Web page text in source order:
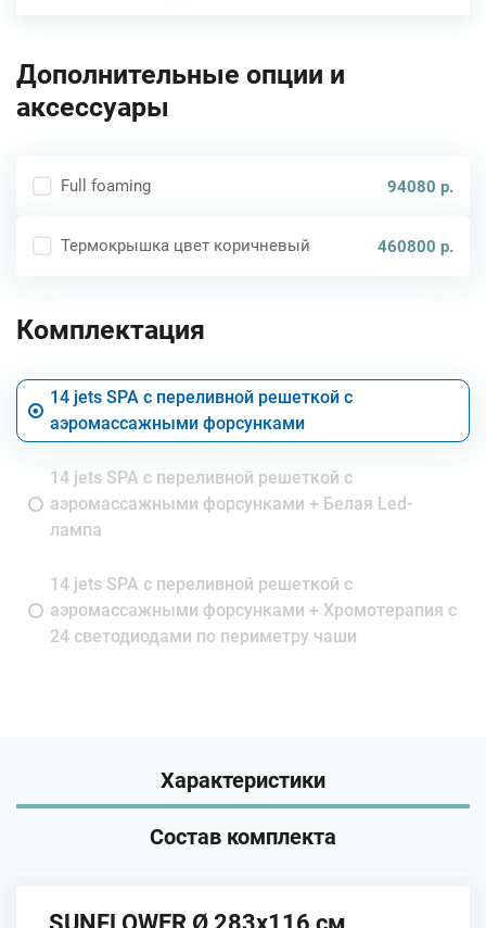
Дополнительные опции и
аксессуары
Full foaming 94080 р.
Термокрышка цвет коричневый 460800 р.
Комплектация
14 jets SPA с переливной решеткой с
аэромассажными форсунками
14 jets SPA с переливной решеткой с
аэромассажными форсунками + Белая Led-
лампа
14 jets SPA с переливной решеткой с
аэромассажными форсунками + Хромотерапия с
24 светодиодами по периметру чаши
Характеристики
Состав комплекта